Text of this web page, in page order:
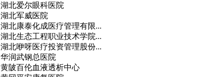
湖北爱尔眼科医院
湖北军威医院
湖北康泰化成医疗管理有限...
湖北生态工程职业技术学院...
湖北咿呀医疗投资管理股份...
华润武钢总医院
黄陂百伦血液透析中心